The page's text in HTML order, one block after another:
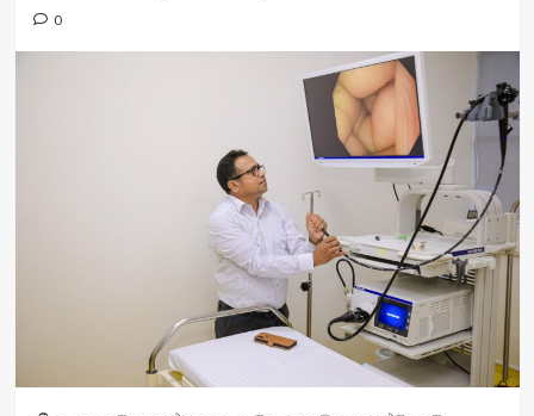
0